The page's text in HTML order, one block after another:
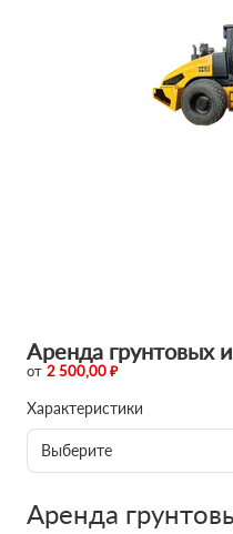
Аренда грунтовых
от 2 500,00 ₽
Характеристики
Выберите
Аренда